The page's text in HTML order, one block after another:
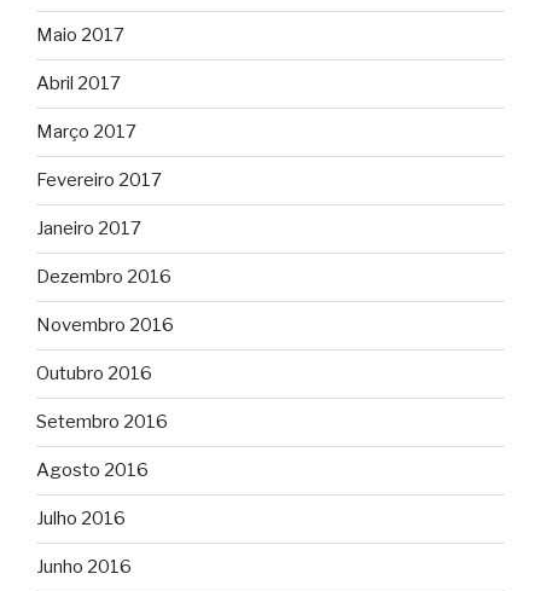
Maio 2017
Abril 2017
Março 2017
Fevereiro 2017
Janeiro 2017
Dezembro 2016
Novembro 2016
Outubro 2016
Setembro 2016
Agosto 2016
Julho 2016
Junho 2016